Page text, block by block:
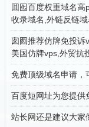
囬囮百度权重域名
收录域名,外链反链域
囱囫推荐仿牌免投诉
美国仿牌vps,外贸抗
免费顶级域名申请，
百度短网址为您提供
站长网还是建议大家